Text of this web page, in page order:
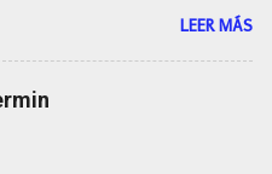
de colores de Clinique.
LEER MÁS